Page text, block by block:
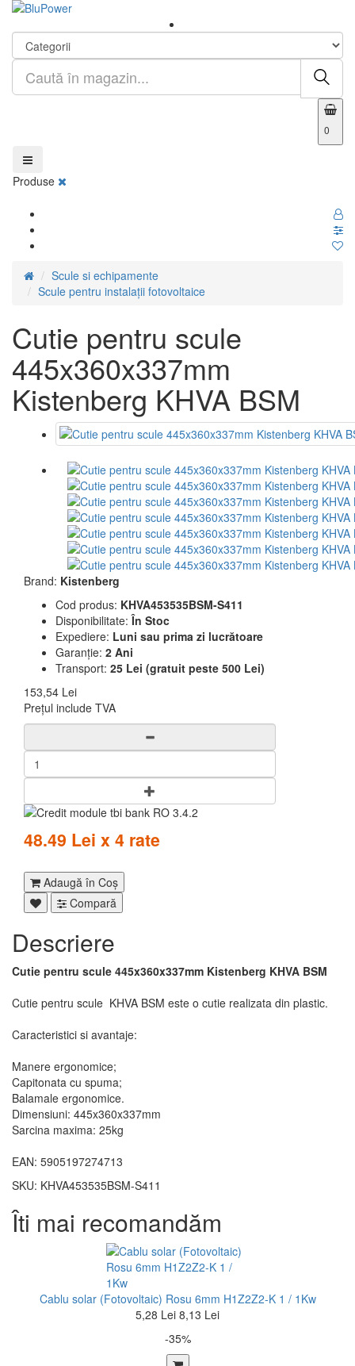
0
Produse
Scule si echipamente
Scule pentru instalații fotovoltaice
Cutie pentru scule
445x360x337mm
Kistenberg KHVA BSM
Brand: Kistenberg
Cod produs: KHVA453535BSM-S411
Disponibilitate: În Stoc
Expediere: Luni sau prima zi lucrătoare
Garanție: 2 Ani
Transport: 25 Lei (gratuit peste 500 Lei)
153,54 Lei
Prețul include TVA
48.49 Lei x 4 rate
Adaugă în Coş
Compară
Descriere
Cutie pentru scule 445x360x337mm Kistenberg KHVA BSM
Cutie pentru scule KHVA BSM este o cutie realizata din plastic.
Caracteristici si avantaje:
Manere ergonomice;
Capitonata cu spuma;
Balamale ergonomice.
Dimensiuni: 445x360x337mm
Sarcina maxima: 25kg
EAN: 5905197274713
SKU: KHVA453535BSM-S411
Îti mai recomandăm
Cablu solar (Fotovoltaic) Rosu 6mm H1Z2Z2-K 1 / 1Kw
5,28 Lei 8,13 Lei
-35%